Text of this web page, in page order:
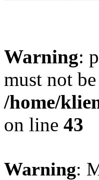
Warning:
must not
/home/
on line 43
Warning: